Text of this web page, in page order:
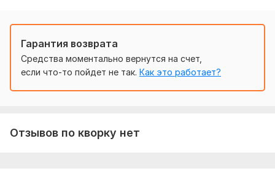
с Русского на Немецкий
Объем услуги в кворке: 700 знаков
Гарантия возврата
Средства моментально вернутся на счет,
если что-то пойдет не так. Как это работает?
Отзывов по кворку нет